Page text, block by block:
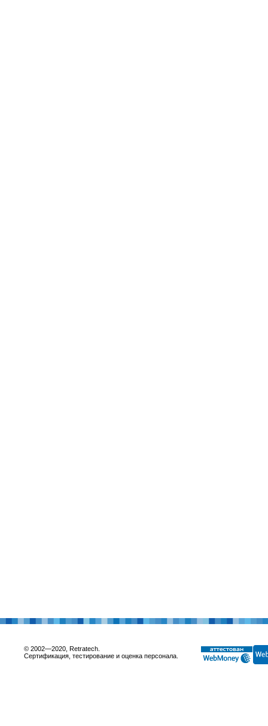
© 2002—2020, Retratech.
Сертификация, тестирование и оценка персонала.